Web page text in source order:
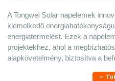
A Tongwei Solar napelemek
kiemelkedő
energiatermelést. Ezek a
projektekhez, ahol a
alapkövetelmény, biztosítva a